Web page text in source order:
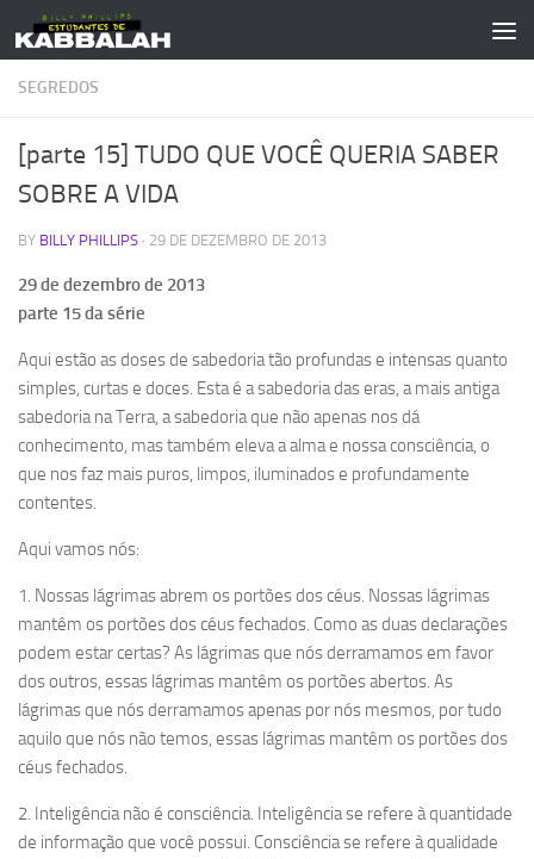
Skip to content
SEGREDOS
[parte 15] TUDO QUE VOCÊ QUERIA SABER
SOBRE A VIDA
BY BILLY PHILLIPS · 29 DE DEZEMBRO DE 2013
29 de dezembro de 2013
parte 15 da série
Aqui estão as doses de sabedoria tão profundas e intensas quanto
simples, curtas e doces. Esta é a sabedoria das eras, a mais antiga
sabedoria na Terra, a sabedoria que não apenas nos dá
conhecimento, mas também eleva a alma e nossa consciência, o
que nos faz mais puros, limpos, iluminados e profundamente
contentes.
Aqui vamos nós:
1. Nossas lágrimas abrem os portões dos céus. Nossas lágrimas
mantêm os portões dos céus fechados. Como as duas declarações
podem estar certas? As lágrimas que nós derramamos em favor
dos outros, essas lágrimas mantêm os portões abertos. As
lágrimas que nós derramamos apenas por nós mesmos, por tudo
aquilo que nós não temos, essas lágrimas mantêm os portões dos
céus fechados.
2. Inteligência não é consciência. Inteligência se refere à quantidade
de informação que você possui. Consciência se refere à qualidade